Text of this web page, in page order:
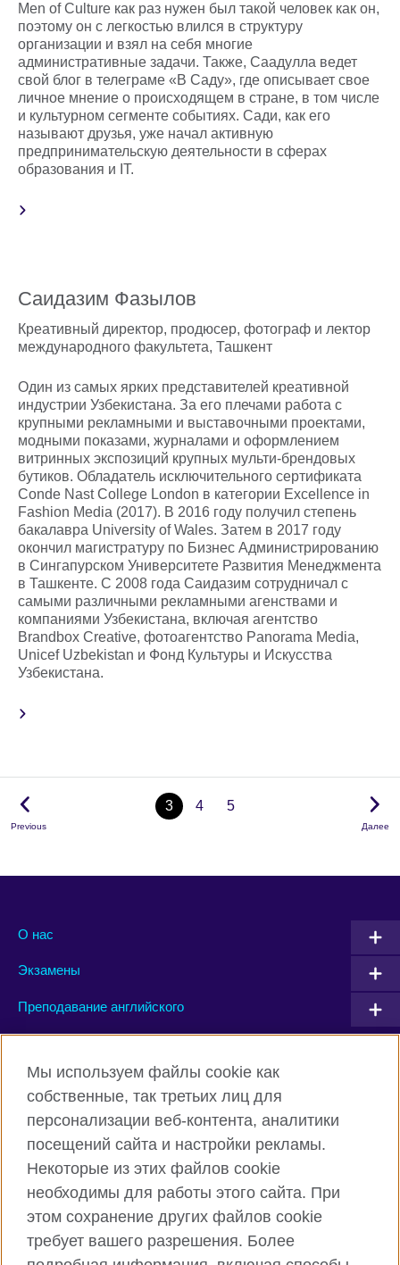
Men of Culture как раз нужен был такой человек как он,
поэтому он с легкостью влился в структуру
организации и взял на себя многие
административные задачи. Также, Саадулла ведет
свой блог в телеграме «В Саду», где описывает свое
личное мнение о происходящем в стране, в том числе
и культурном сегменте событиях. Сади, как его
называют друзья, уже начал активную
предпринимательскую деятельности в сферах
образования и IT.
Саидазим Фазылов
Креативный директор, продюсер, фотограф и лектор
международного факультета, Ташкент
Один из самых ярких представителей креативной
индустрии Узбекистана. За его плечами работа с
крупными рекламными и выставочными проектами,
модными показами, журналами и оформлением
витринных экспозиций крупных мульти-брендовых
бутиков. Обладатель исключительного сертификата
Conde Nast College London в категории Excellence in
Fashion Media (2017). В 2016 году получил степень
бакалавра University of Wales. Затем в 2017 году
окончил магистратуру по Бизнес Администрированию
в Сингапурском Университете Развития Менеджмента
в Ташкенте. С 2008 года Саидазим сотрудничал с
самыми различными рекламными агенствами и
компаниями Узбекистана, включая агентство
Brandbox Creative, фотоагентство Panorama Media,
Unicef Uzbekistan и Фонд Культуры и Искусства
Узбекистана.
Previous
3 4 5
Далее
О нас
Экзамены
Преподавание английского
Facebook Twitter
Instagram YouTube
Мы используем файлы cookie как
собственные, так третьих лиц для
персонализации веб-контента, аналитики
посещений сайта и настройки рекламы.
Некоторые из этих файлов cookie
необходимы для работы этого сайта. При
этом сохранение других файлов cookie
требует вашего разрешения. Более